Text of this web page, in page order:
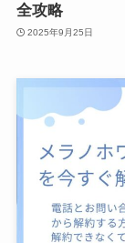
全攻略
2025年9月25日